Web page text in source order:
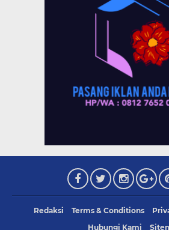
Redaksi Terms & Conditions
Hubungi Kami